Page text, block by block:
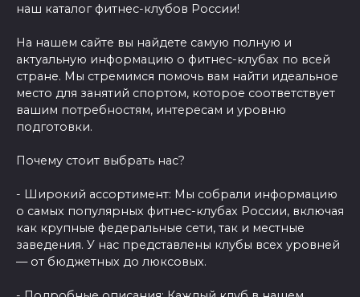
наш каталог фитнес-клубов России!
На нашем сайте вы найдете самую полную и
актуальную информацию о фитнес-клубах по всей
стране. Мы стремимся помочь вам найти идеальное
место для занятий спортом, которое соответствует
вашим потребностям, интересам и уровню
подготовки.
Почему стоит выбрать нас?
- Широкий ассортимент: Мы собрали информацию
о самых популярных фитнес-клубах России, включая
как крупные федеральные сети, так и местные
заведения. У нас представлены клубы всех уровней
— от бюджетных до люксовых.